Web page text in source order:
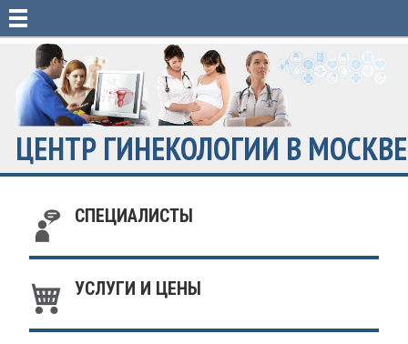
ЦЕНТР ГИНЕКОЛОГИИ В МОСКВЕ
СПЕЦИАЛИСТЫ
УСЛУГИ И ЦЕНЫ